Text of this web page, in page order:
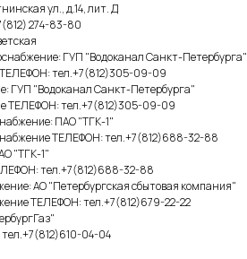
ул., д.14, лит. Д
274-83-80
ГУП "Водоканал Санкт-Петербурга"
ТЕЛЕФОН: тел.+7(812)305-09-09
ГУП "Водоканал Санкт-Петербурга"
ТЕЛЕФОН: тел.+7(812)305-09-09
ПАО "ТГК-1"
ТЕЛЕФОН: тел.+7(812)688-32-88
"ТГК-1"
тел.+7(812)688-32-88
АО "Петербургская сбытовая компания"
ТЕЛЕФОН: тел.+7(812)679-22-22
04-04